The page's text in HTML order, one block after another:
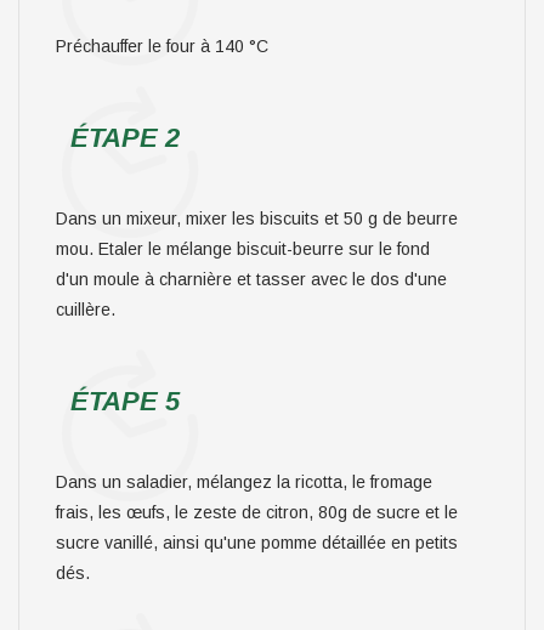
Préchauffer le four à 140 °C
ÉTAPE 2
Dans un mixeur, mixer les biscuits et 50 g de beurre
mou. Etaler le mélange biscuit-beurre sur le fond
d'un moule à charnière et tasser avec le dos d'une
cuillère.
ÉTAPE 5
Dans un saladier, mélangez la ricotta, le fromage
frais, les œufs, le zeste de citron, 80g de sucre et le
sucre vanillé, ainsi qu'une pomme détaillée en petits
dés.